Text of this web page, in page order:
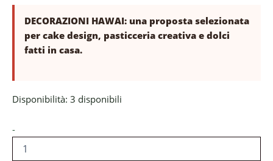
DECORAZIONI HAWAI: una proposta selezionata
per cake design, pasticceria creativa e dolci
fatti in casa.
Disponibilità: 3 disponibili
-